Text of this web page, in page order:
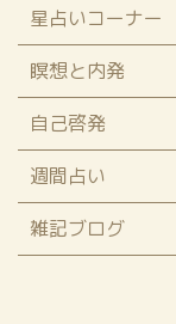
星占いコーナー
瞑想と内発
自己啓発
週間占い
雑記ブログ